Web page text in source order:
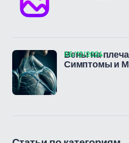
Вены на
Симптомы и
06/12/2024